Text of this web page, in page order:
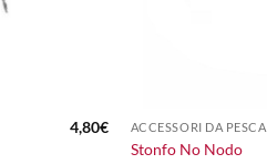
4,80€ ACCESSORI DA PESCA
Stonfo No Nodo